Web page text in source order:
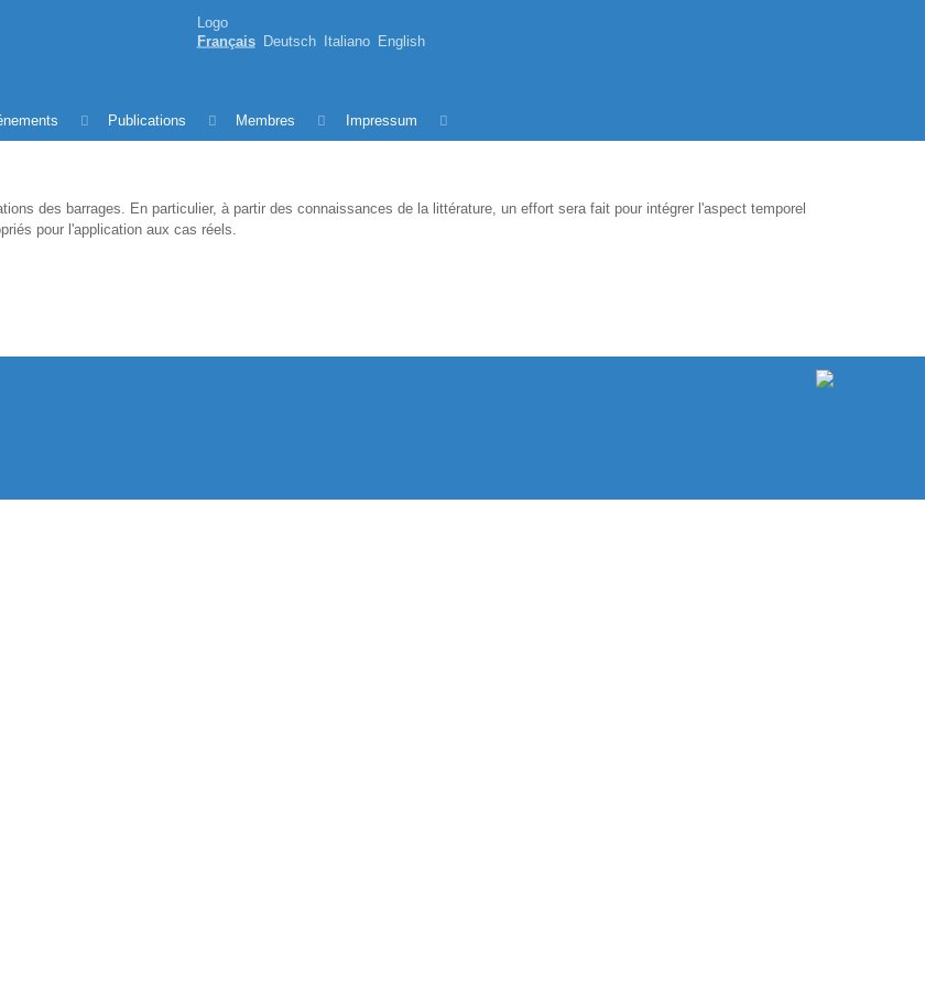
Logo
Français
Deutsch Italiano English
Publications Membres Impressum
des barrages. En particulier, à partir des connaissances de la littérature, un effort sera fait pour intégrer l'aspect temporel
pour l'application aux cas réels.